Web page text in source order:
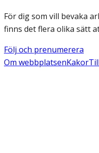
För dig som vill bevaka
finns det flera olika sätt
Följ och prenumerera
Om webbplatsenKakor